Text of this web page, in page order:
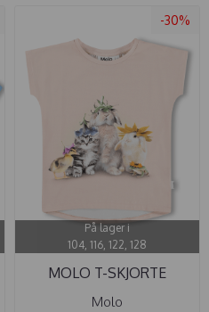
-30%
På lager i
104, 116, 122, 128
MOLO T-SKJORTE
RAGNHILDE ...
Molo